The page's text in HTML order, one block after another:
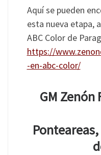
Aquí se pueden
esta nueva etapa,
ABC Color de
https://
-en-abc-color/
GM Zenón